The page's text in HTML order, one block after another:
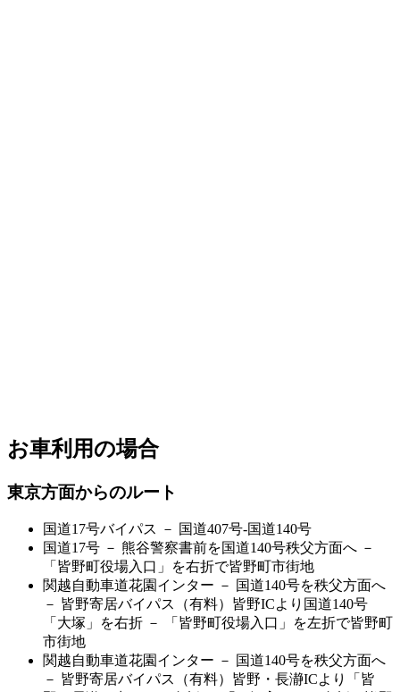
お車利用の場合
東京方面からのルート
国道17号バイパス － 国道407号-国道140号
国道17号 － 熊谷警察書前を国道140号秩父方面へ －
「皆野町役場入口」を右折で皆野町市街地
関越自動車道花園インター － 国道140号を秩父方面へ
－ 皆野寄居バイパス（有料）皆野ICより国道140号
「大塚」を右折 － 「皆野町役場入口」を左折で皆野町
市街地
関越自動車道花園インター － 国道140号を秩父方面へ
－ 皆野寄居バイパス（有料）皆野・長瀞ICより「皆